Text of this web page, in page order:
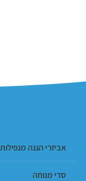
אביזרי הגנה מנפילות
סדי מנוחה